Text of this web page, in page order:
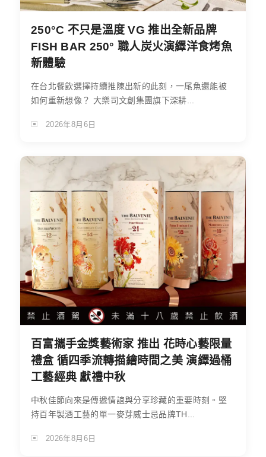
250°C 不只是溫度 VG 推出全新品牌
FISH BAR 250° 職人炭火演繹洋食烤魚
新體驗
在台北餐飲選擇持續推陳出新的此刻，一尾魚還能被
如何重新想像？ 大樂司文創集團旗下深耕...
2026年8月6日
百富攜手金獎藝術家 推出 花時心藝限量
禮盒 循四季流轉描繪時間之美 演繹過桶
工藝經典 獻禮中秋
中秋佳節向來是傳遞情誼與分享珍藏的重要時刻。堅
持百年製酒工藝的單一麥芽威士忌品牌TH...
2026年8月6日